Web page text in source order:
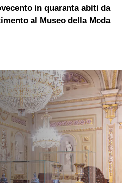
in quaranta abiti da
al Museo della Moda